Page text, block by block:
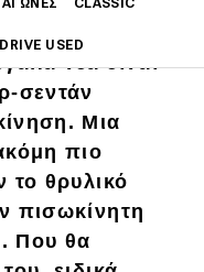
ΑΓΏΝΕΣ CLASSIC
DRIVE USED
νέα είναι
σεντάν
Μια
πιο
το θρυλικό
πισωκίνητη
Που θα